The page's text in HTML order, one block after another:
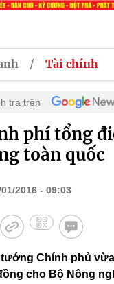
/ Tài chính
tra trên
phí tổng
toàn quốc
2016 - 09:03
tướng Chính phủ
cho Bộ Nông